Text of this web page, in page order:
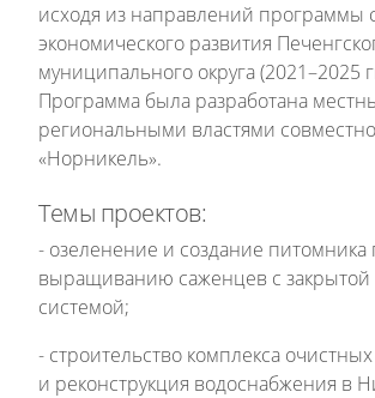
исходя из направлений программы
экономического развития
муниципального округа (2021–2025
Программа была разработана
региональными властями
«Норникель».
Темы проектов:
- озеленение и создание питомника
выращиванию саженцев с закрытой
системой;
- строительство комплекса
и реконструкция водоснабжения в